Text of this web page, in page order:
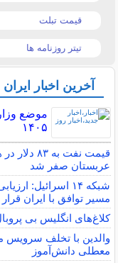
قیمت تبلت
تیتر روزنامه ها
آخرین اخبار
موضع
۱۴۰۵
قیمت نفت
عربستان صفر شد
شبکه ۱۴ اسرائیل:
مسیر توافق با ایران قرار
کلاغ‌های انگلیس بی
والدین با تخلف سرویس
معطلی دانش‌آموز